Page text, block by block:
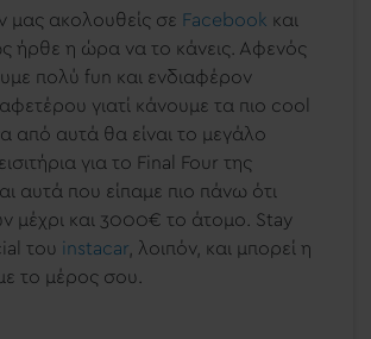
μας ακολουθείς σε Facebook και
ήρθε η ώρα να το κάνεις. Αφενός
πολύ fun και ενδιαφέρον
γιατί κάνουμε τα πιο cool
από αυτά θα είναι το μεγάλο
για το Final Four της
αυτά που είπαμε πιο πάνω ότι
μέχρι και 3000€ το άτομο. Stay
του instacar, λοιπόν, και μπορεί η
το μέρος σου.